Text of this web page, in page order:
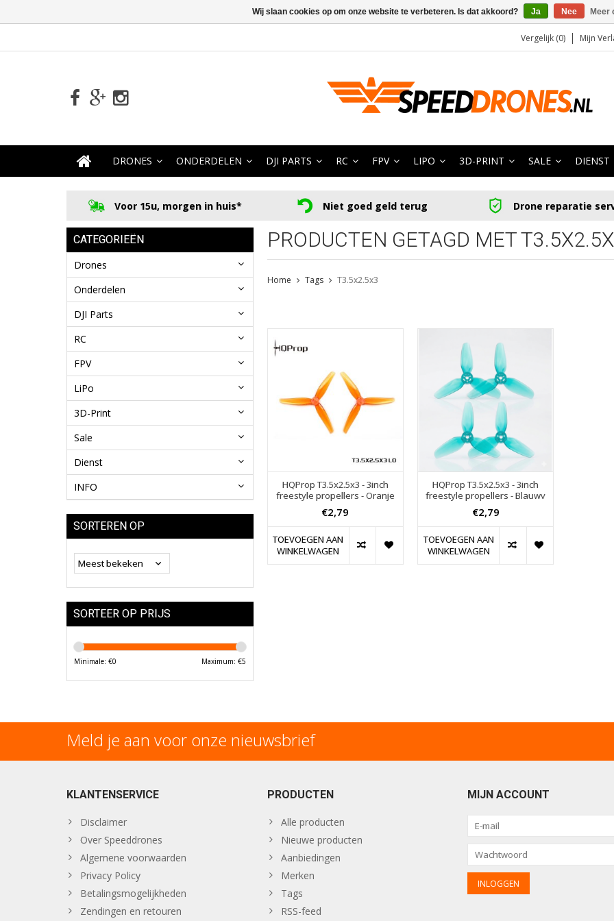
Vergelijk (0) Mijn
DRONES ONDERDELEN DJI PARTS RC FPV LIPO 3D-PRINT SALE DIENST
Voor 15u, morgen in huis* Niet goed geld terug Drone reparatie
CATEGORIEËN
Drones
Onderdelen
DJI Parts
RC
FPV
LiPo
3D-Print
Sale
Dienst
INFO
SORTEREN OP
SORTEER OP PRIJS
Minimale: €0 Maximum: €5
PRODUCTEN GETAGD MET
Home Tags T3.5x2.5x3
HQProp T3.5x2.5x3 - 3inch
freestyle propellers - Oranje
€2,79
TOEVOEGEN AAN
WINKELWAGEN
HQProp T3.5x2.5x3 - 3inch
freestyle propellers - Blauwv
€2,79
TOEVOEGEN AAN
WINKELWAGEN
Meld je aan voor onze nieuwsbrief
KLANTENSERVICE
Disclaimer
Over Speeddrones
Algemene voorwaarden
Privacy Policy
Betalingsmogelijkheden
Zendingen en retouren
PRODUCTEN
Alle producten
Nieuwe producten
Aanbiedingen
Merken
Tags
RSS-feed
MIJN ACCOUNT
Wij slaan cookies op om onze website te verbeteren. Is dat akkoord? Ja Nee Meer